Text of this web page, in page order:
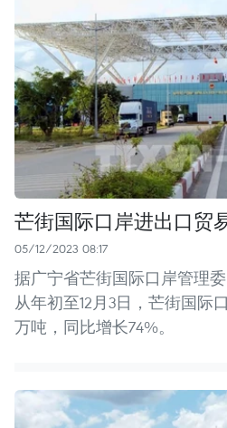
芒街国际口岸进出口贸
05/12/2023 08:17
据广宁省芒街国际口岸管理
从年初至12月3日，芒街国际
万吨，同比增长74%。